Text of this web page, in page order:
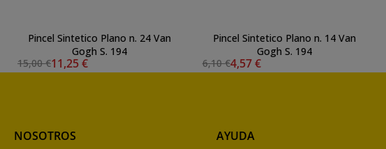
Pincel Sintetico Plano n. 24 Van
Gogh S. 194
15,00 €11,25 €
Pincel Sintetico Plano n. 14 Van
Gogh S. 194
6,10 €4,57 €
NOSOTROS AYUDA